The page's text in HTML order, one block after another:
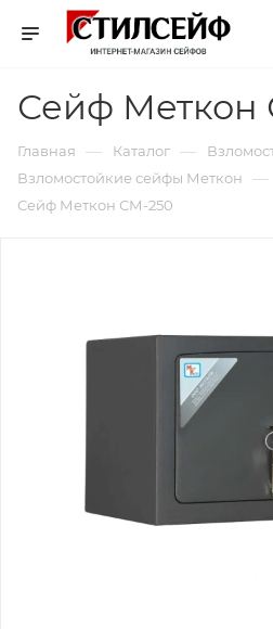
Сейф Меткон
Главная — Каталог —
Взломостойкие сейфы Меткон —
Сейф Меткон СМ-250